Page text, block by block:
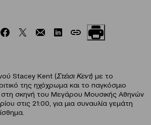
Stacey Kent (Στέισι Κεντ) με το
της ηχόχρωμα και το παγκόσμιο
στη σκηνή του Μεγάρου Μουσικής Αθηνών
στις 21:00, για μια συναυλία γεμάτη